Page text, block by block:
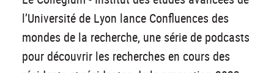
l’Université de Lyon lance Confluences des
mondes de la recherche, une série de podcasts
pour découvrir les recherches en cours des